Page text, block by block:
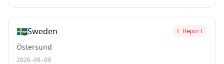
🇸🇪Sweden 1 Report
Östersund
2026-08-09